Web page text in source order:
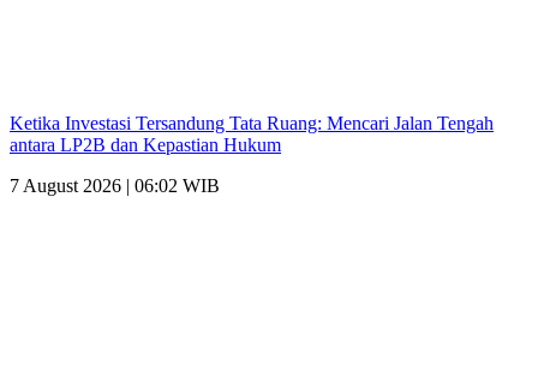
Ketika Investasi Tersandung Tata Ruang: Mencari Jalan Tengah
antara LP2B dan Kepastian Hukum
7 August 2026 | 06:02 WIB